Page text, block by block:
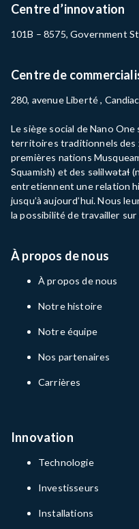
Centre d’innovation
101B – 8575, Government
Centre de
280, avenue Liberté ,
Le siège social de Nano
territoires traditionnels des
premières nations
Squamish) et des səlilwətaɬ
entretiennent une relation
jusqu’à aujourd’hui. Nous
la possibilité de travailler
À propos de nous
À propos de nous
Notre histoire
Notre équipe
Nos partenaires
Carrières
Innovation
Technologie
Investisseurs
Installations